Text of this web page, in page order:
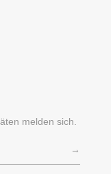
melden sich.
→